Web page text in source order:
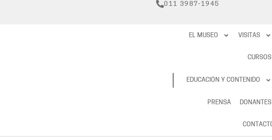
011 3987-1945
RESERVAS
EL MUSEO VISITAS
CURSOS
EDUCACIÓN Y CONTENIDO
PRENSA DONANTES